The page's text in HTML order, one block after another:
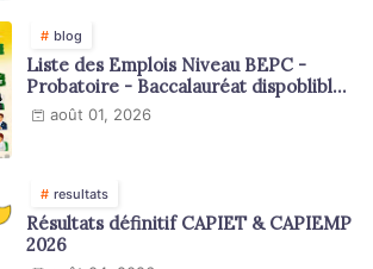
blog
Liste des Emplois Niveau BEPC -
Probatoire - Baccalauréat dispoblible
en 2026
août 01, 2026
resultats
Résultats définitif CAPIET & CAPIEMP
2026